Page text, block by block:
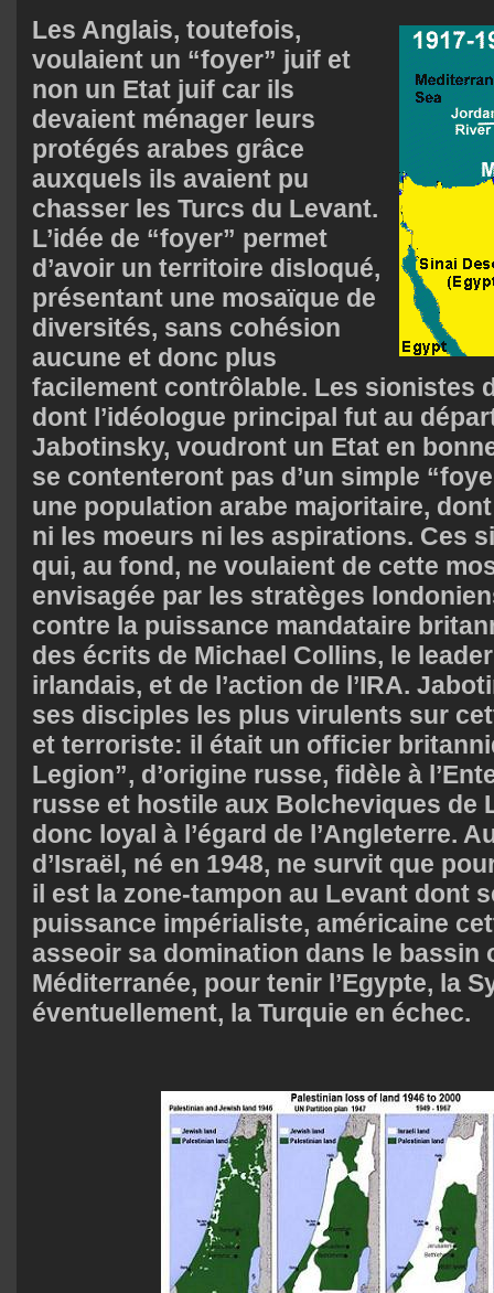
Les Anglais, toutefois,
voulaient un “foyer” juif et
non un Etat juif car ils
devaient ménager leurs
protégés arabes grâce
auxquels ils avaient pu
chasser les Turcs du Levant.
L’idée de “foyer” permet
d’avoir un territoire disloqué,
présentant une mosaïque de
diversités, sans cohésion
aucune et donc plus
facilement contrôlable. Les sionistes
dont l’idéologue principal fut au
Jabotinsky, voudront un Etat en
se contenteront pas d’un simple
une population arabe majoritaire,
ni les moeurs ni les aspirations. Ces
qui, au fond, ne voulaient de cette
envisagée par les stratèges
contre la puissance mandataire
des écrits de Michael Collins, le
irlandais, et de l’action de l’IRA.
ses disciples les plus virulents sur
et terroriste: il était un officier
Legion”, d’origine russe, fidèle à
russe et hostile aux Bolcheviques de
donc loyal à l’égard de l’Angleterre.
d’Israël, né en 1948, ne survit que
il est la zone-tampon au Levant dont
puissance impérialiste, américaine
asseoir sa domination dans le bassin
Méditerranée, pour tenir l’Egypte, la
éventuellement, la Turquie en échec.